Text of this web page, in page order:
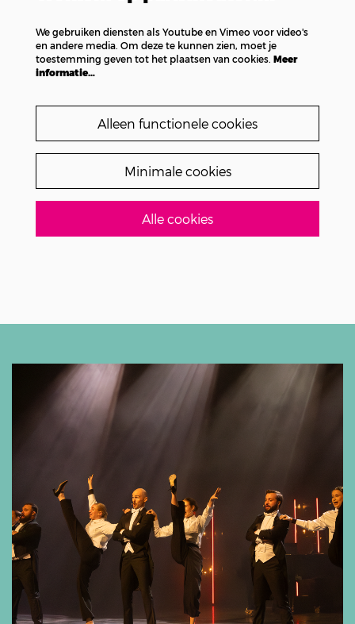
We gebruiken diensten als Youtube en Vimeo voor video's
en andere media. Om deze te kunnen zien, moet je
toestemming geven tot het plaatsen van cookies. Meer
informatie…
Alleen functionele cookies
Minimale cookies
Alle cookies